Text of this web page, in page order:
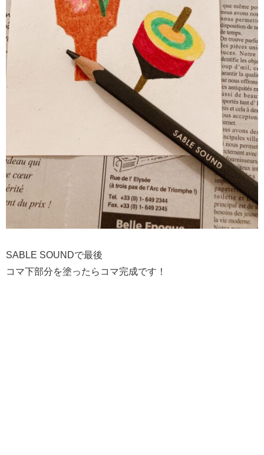
SABLE SOUNDで最後
コマ下部分を塗ったらコマ完成です！